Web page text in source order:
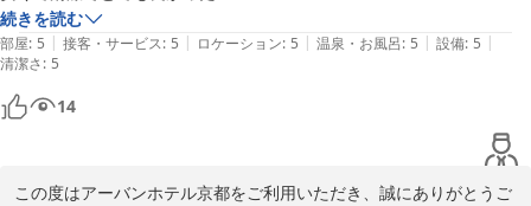
「また利用したい」とのお言葉を励みに、これからも快適にお過ご
しいただけるホテルを目指し、サービス向上に努めてまいります。
また京都へお越しの際は、ぜひアーバンホテル京都をご利用くださ
いませ。スタッフ一同、心よりお待ちしております。
2026-07-28
続きを読む
部屋: 5 | 接客・サービス: 5 | ロケーション: 5 | 温泉・お風呂: 5 | 設備: 5 |
清潔さ: 5
14
この度はアーバンホテル京都をご利用いただき、誠にありがとうご